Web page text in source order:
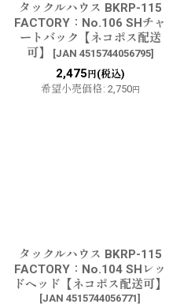
タックルハウス BKRP-115
FACTORY：No.106 SHチャ
ートバック【ネコポス配送
可】
[JAN 4515744056795]
2,475 円(税込)
希望小売価格: 2,750円
タックルハウス BKRP-115
FACTORY：No.104 SHレッ
ドヘッド【ネコポス配送可】
[JAN 4515744056771]